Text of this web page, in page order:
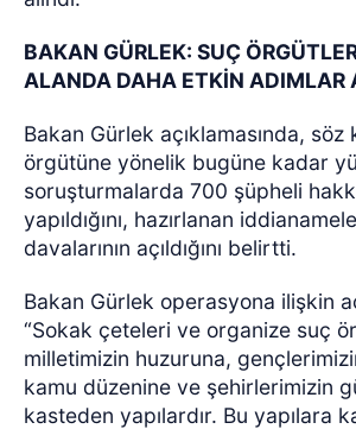
BAKAN GÜRLEK: SUÇ
ALANDA DAHA ETKİN ADIMLAR
Bakan Gürlek açıklamasında, söz
örgütüne yönelik bugüne kadar
soruşturmalarda 700 şüpheli
yapıldığını, hazırlanan
davalarının açıldığını belirtti.
Bakan Gürlek operasyona ilişkin
“Sokak çeteleri ve organize suç
milletimizin huzuruna,
kamu düzenine ve şehirlerimizin
kasteden yapılardır. Bu yapılara